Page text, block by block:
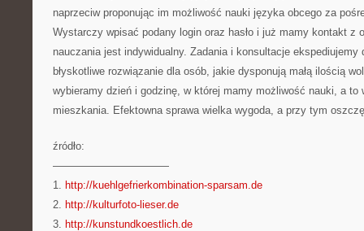
naprzeciw proponując im możliwość nauki języka obcego za
Wystarczy wpisać podany login oraz hasło i już mamy kontakt z
nauczania jest indywidualny. Zadania i konsultacje ekspediujemy
błyskotliwe rozwiązanie dla osób, jakie dysponują małą ilością
wybieramy dzień i godzinę, w której mamy możliwość nauki, a
mieszkania. Efektowna sprawa wielka wygoda, a przy tym
źródło:
———————————
1. http://kuehlgefrierkombination-sparsam.de
2. http://kulturfoto-lieser.de
3. http://kunstundkoestlich.de